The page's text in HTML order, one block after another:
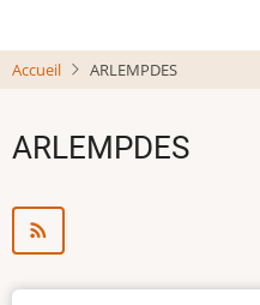
au
contenu
Accueil ARLEMPDES
ARLEMPDES